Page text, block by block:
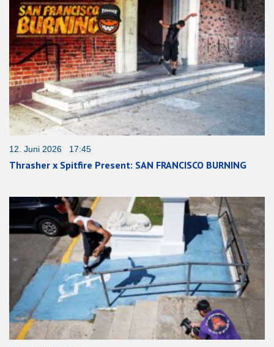
12. Juni 2026 17:45
Thrasher x Spitfire Present: SAN FRANCISCO BURNING